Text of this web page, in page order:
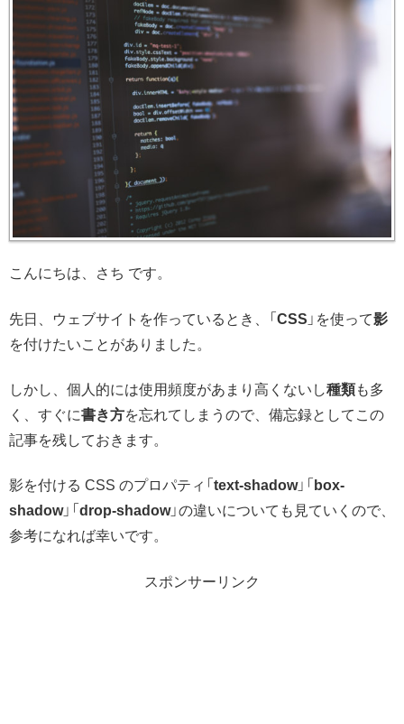
こんにちは、さち です。
先日、ウェブサイトを作っているとき、「 CSS 」を使って影
を付けたいことがありました。
しかし、個人的には使用頻度があまり高くないし種類も多
く、すぐに書き方を忘れてしまうので、備忘録としてこの
記事を残しておきます。
影を付ける CSS のプロパティ「 text-shadow」「 box-
shadow」「 drop-shadow」の違いについても見ていくので、
参考になれば幸いです。
スポンサーリンク